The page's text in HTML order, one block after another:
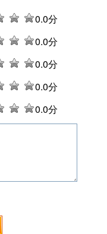
0.0分
0.0分
0.0分
0.0分
0.0分